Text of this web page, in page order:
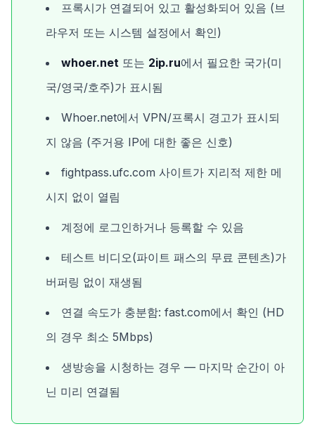
프록시가 연결되어 있고 활성화되어 있음 (브
라우저 또는 시스템 설정에서 확인)
whoer.net 또는 2ip.ru에서 필요한 국가(미
국/영국/호주)가 표시됨
Whoer.net에서 VPN/프록시 경고가 표시되
지 않음 (주거용 IP에 대한 좋은 신호)
fightpass.ufc.com 사이트가 지리적 제한 메
시지 없이 열림
계정에 로그인하거나 등록할 수 있음
테스트 비디오(파이트 패스의 무료 콘텐츠)가
버퍼링 없이 재생됨
연결 속도가 충분함: fast.com에서 확인 (HD
의 경우 최소 5Mbps)
생방송을 시청하는 경우 — 마지막 순간이 아
닌 미리 연결됨